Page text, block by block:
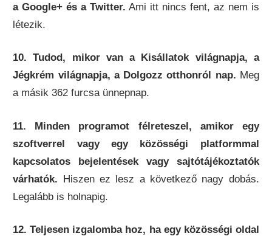
a Google+ és a Twitter. Ami itt nincs fent, az nem is
létezik.
10. Tudod, mikor van a Kisállatok világnapja, a
Jégkrém világnapja, a Dolgozz otthonról nap. Meg
a másik 362 furcsa ünnepnap.
11. Minden programot félreteszel, amikor egy
szoftverrel vagy egy közösségi platformmal
kapcsolatos bejelentések vagy sajtótájékoztatók
várhatók. Hiszen ez lesz a következő nagy dobás.
Legalább is holnapig.
12. Teljesen izgalomba hoz, ha egy közösségi oldal